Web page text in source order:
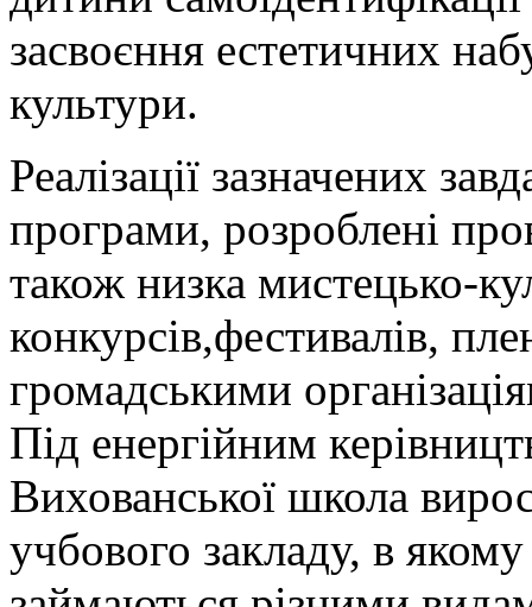
засвоєння естетичних
культури.
Реалізації зазначених
програми, розроблені
також низка мистецько-
конкурсів,фестивалів,
громадськими
Під енергійним
Вихованської школа
учбового закладу, в